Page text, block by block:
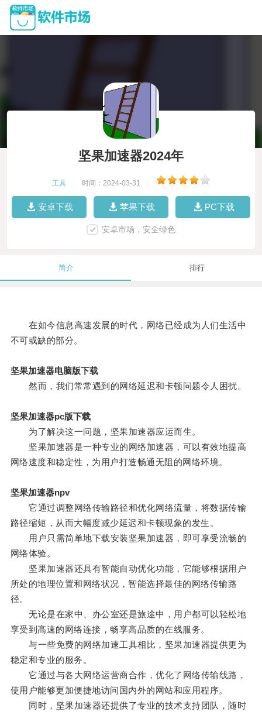
坚果加速器2024年
工具 时间：2024-03-31
安卓下载 苹果下载 PC下载
安卓市场，安全绿色
简介 排行
在如今信息高速发展的时代，网络已经成为人们生活中
不可或缺的部分。
坚果加速器电脑版下载
然而，我们常常遇到的网络延迟和卡顿问题令人困扰。
坚果加速器pc版下载
为了解决这一问题，坚果加速器应运而生。
坚果加速器是一种专业的网络加速器，可以有效地提高
网络速度和稳定性，为用户打造畅通无阻的网络环境。
坚果加速器npv
它通过调整网络传输路径和优化网络流量，将数据传输
路径缩短，从而大幅度减少延迟和卡顿现象的发生。
用户只需简单地下载安装坚果加速器，即可享受流畅的
网络体验。
坚果加速器还具有智能自动优化功能，它能够根据用户
所处的地理位置和网络状况，智能选择最佳的网络传输路
径。
无论是在家中、办公室还是旅途中，用户都可以轻松地
享受到高速的网络连接，畅享高品质的在线服务。
与一些免费的网络加速工具相比，坚果加速器提供更为
稳定和专业的服务。
它通过与各大网络运营商合作，优化了网络传输线路，
使用户能够更加便捷地访问国内外的网站和应用程序。
同时，坚果加速器还提供了专业的技术支持团队，随时